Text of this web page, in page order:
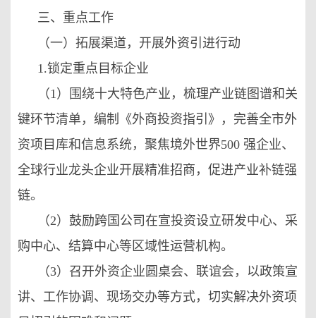
三、重点工作
（一）拓展渠道，开展外资引进行动
1.锁定重点目标企业
（1）围绕十大特色产业，梳理产业链图谱和关
键环节清单，编制《外商投资指引》，完善全市外
资项目库和信息系统，聚焦境外世界500 强企业、
全球行业龙头企业开展精准招商，促进产业补链强
链。
（2）鼓励跨国公司在宣投资设立研发中心、采
购中心、结算中心等区域性运营机构。
（3）召开外资企业圆桌会、联谊会，以政策宣
讲、工作协调、现场交办等方式，切实解决外资项